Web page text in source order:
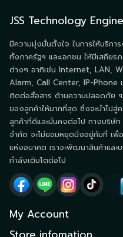
JSS Technology
มีความมุ่งมั่นตั้งใจ ในการให้บริกา
ทั้งภาครัฐฯ และเอกชน ให้มีเสถียร
ต่างๆ อาทิเช่น Internet, LAN,
Alarm, Call Center, IP-Phone
ติดต่อสื่อสาร ด้านความปลอดภัย
ของลูกค้าให้มากที่สุด ซึ่งจะนำไปสู่
ลูกค้าที่ดีและมั่นคงต่อไป ทางบริษัท
จำกัด จะไม่ยอมหยุดนิ่งอยู่กับที่ เพื่
แห่งอนาคต เราจะพัฒนาสินค้าและ
กำลังเติบโตต่อไป
My Account